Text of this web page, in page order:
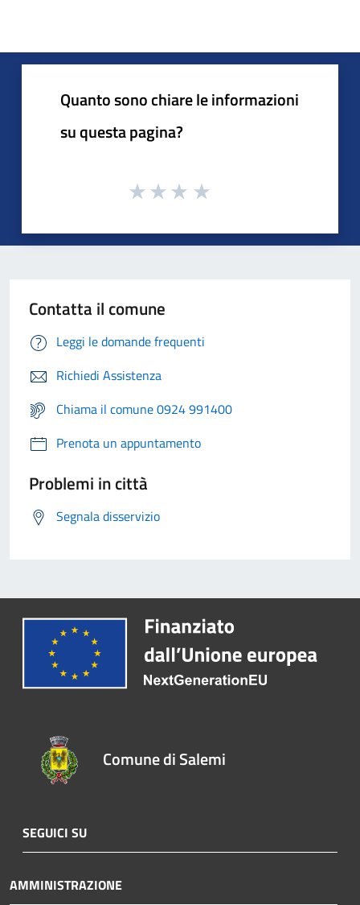
Quanto sono chiare le informazioni
su questa pagina?
Contatta il comune
Leggi le domande frequenti
Richiedi Assistenza
Chiama il comune 0924 991400
Prenota un appuntamento
Problemi in città
Segnala disservizio
Comune di Salemi
SEGUICI SU
AMMINISTRAZIONE